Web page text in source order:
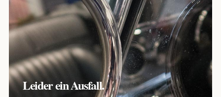
Leider ein Ausfall.